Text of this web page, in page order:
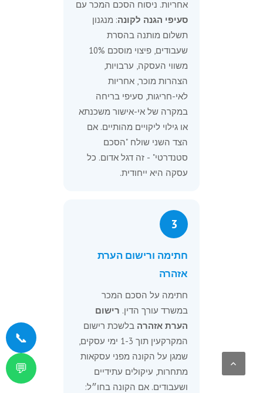
אחריות. ניסוח הסכם המכר עם
סעיפי הגנה לקונה: מנגנון
תשלום מותנה בהסרת
שעבודים, פיצוי מוסכם 10%
משווי העסקה, ערבויות,
הצהרות מוכר, אחריות
לאי-חריגות, סעיפי בריחה
במקרה של אי-אישור משכנתא
או גילוי ליקויים מהותיים. אם
הצד השני שולח "הסכם
סטנדרטי" - זה דגל אדום. כל
עסקה היא ייחודית.
3
חתימה ורישום הערת
אזהרה
חתימה על הסכם המכר
במשרד עורך הדין. רישום
הערת אזהרה בלשכת רישום
המקרקעין תוך 1-3 ימי עסקים,
שמגן על הקונה מפני עסקאות
מתחרות, עיקולים עתידיים
ושעבודים. אם הקונה בחו״ל:
📞
💬